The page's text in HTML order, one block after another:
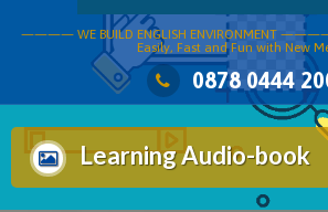
———— WE BUILD ENGLISH ENVIRONMENT
Easily, Fast and Fun with New
0878 0444
Learning Audio-book